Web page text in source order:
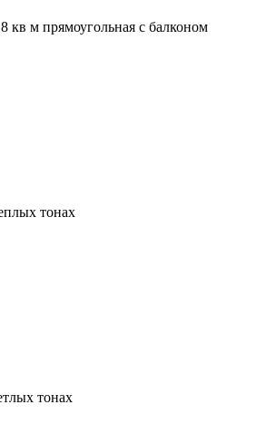
кв м прямоугольная с балконом
тонах
тонах